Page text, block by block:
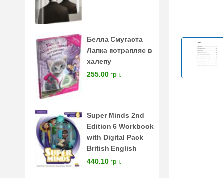
Белла Смугаста
Лапка потрапляє в
халепу
255.00 грн.
Super Minds 2nd
Edition 6 Workbook
with Digital Pack
British English
440.10 грн.